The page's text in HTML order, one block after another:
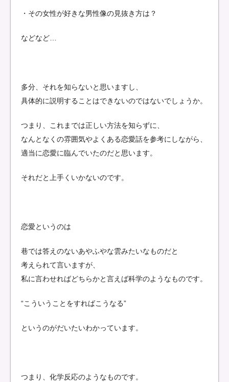
・その女性が好きな男性像の見抜き方は？
などなど…
多分、それを知らないと思いますし、
具体的に説明することはできないのではないでしょうか。
つまり、これまでは正しい方法を知らずに、
なんとなくの雰囲気やよくある恋愛話を参考にしながら、
適当に恋愛に臨んでいたのだと思います。
それだと上手くいかないのです。
恋愛というのは
巷では答えのないあやふやな雲みたいなものだと
考えられて言いますが、
私に言わせればどちらかと言えば科学のようなものです。
“こういうことをすればこうなる”
というのがだいたいわかっています。
つまり、化学反応のようなものです。